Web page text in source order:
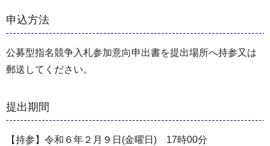
申込方法
公募型指名競争⼊札参加意向申出書を提出場所へ持参⼜は
郵送してください。
提出期間
【持参】令和６年２⽉９⽇(金曜日) 17時00分